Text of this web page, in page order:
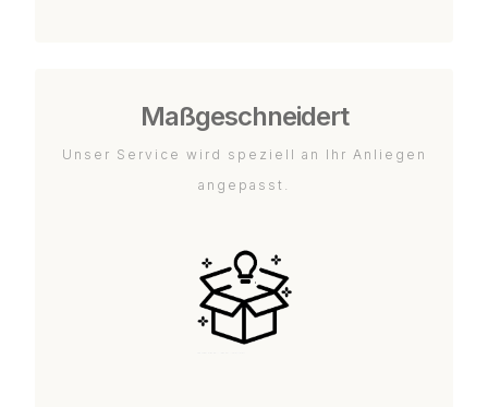
Maßgeschneidert
Unser Service wird speziell an Ihr Anliegen
angepasst.